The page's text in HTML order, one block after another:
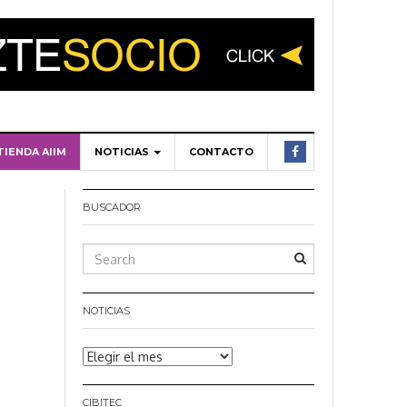
AIIM NOTICIAS CONTACTO
BUSCADOR
NOTICIAS
Noticias
CIBITEC